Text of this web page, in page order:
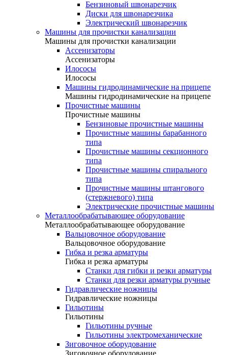
Бензиновый швонарезчик
Диски для швонарезчика
Электрический швонарезчик
Машины для прочистки канализации
Машины для прочистки канализации
Ассенизаторы
Ассенизаторы
Илососы
Илососы
Машины гидродинамические на прицепе
Машины гидродинамические на прицепе
Прочистные машины
Прочистные машины
Бензиновые прочистные машины
Прочистные машины барабанного
типа
Прочистные машины секционного
типа
Прочистные машины спирального
типа
Прочистные машины штангового
(стержневого) типа
Электрические прочистные машины
Металлообрабатывающее оборудование
Металлообрабатывающее оборудование
Вальцовочное оборудование
Вальцовочное оборудование
Гибка и резка арматуры
Гибка и резка арматуры
Станки для гибки и резки арматуры
Станки для резки арматуры ручные
Гидравлические ножницы
Гидравлические ножницы
Гильотины
Гильотины
Гильотины ручные
Гильотины электромеханические
Зиговочное оборудование
Зиговочное оборудование